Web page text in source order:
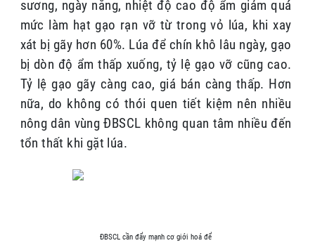
sương, ngày nắng, nhiệt độ cao độ ẩm giảm quá
mức làm hạt gạo rạn vỡ từ trong vỏ lúa, khi xay
xát bị gãy hơn 60%. Lúa để chín khô lâu ngày, gạo
bị dòn độ ẩm thấp xuống, tỷ lệ gạo vỡ cũng cao.
Tỷ lệ gạo gãy càng cao, giá bán càng thấp. Hơn
nữa, do không có thói quen tiết kiệm nên nhiều
nông dân vùng ĐBSCL không quan tâm nhiều đến
tổn thất khi gặt lúa.
ĐBSCL cần đẩy mạnh cơ giới hoá để